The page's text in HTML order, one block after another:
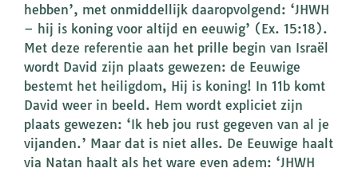
hebben’, met onmiddellijk daaropvolgend: ‘JHWH
– hij is koning voor altijd en eeuwig’ (Ex. 15:18).
Met deze referentie aan het prille begin van Israël
wordt David zijn plaats gewezen: de Eeuwige
bestemt het heiligdom, Hij is koning! In 11b komt
David weer in beeld. Hem wordt expliciet zijn
plaats gewezen: ‘Ik heb jou rust gegeven van al je
vijanden.’ Maar dat is niet alles. De Eeuwige haalt
via Natan haalt als het ware even adem: ‘JHWH